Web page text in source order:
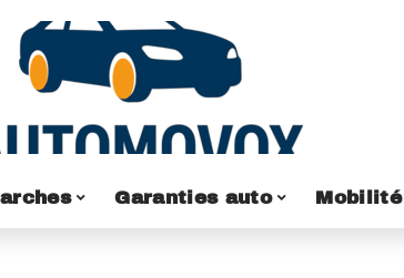
Garanties auto Mobilité